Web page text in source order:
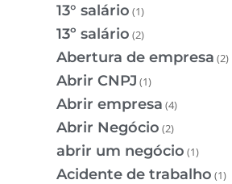
13° salário (1)
13º salário (2)
Abertura de empresa (2)
Abrir CNPJ (1)
Abrir empresa (4)
Abrir Negócio (2)
abrir um negócio (1)
Acidente de trabalho (1)